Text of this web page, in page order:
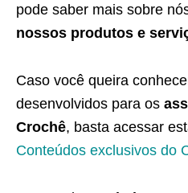
pode saber mais sobre
nossos produtos e
Caso você queira
desenvolvidos para os
Crochê, basta acessar
Conteúdos exclusivos do